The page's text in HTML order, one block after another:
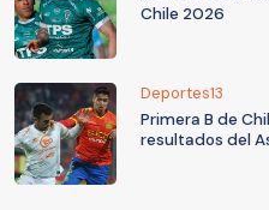
Chile 2026
Deportes13
Primera B de
resultados del